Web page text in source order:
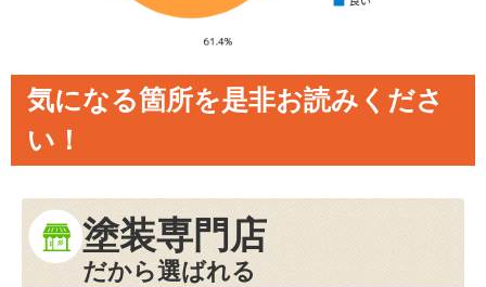
気になる箇所を是非お読みくださ
い！
塗装専門店
だから選ばれる